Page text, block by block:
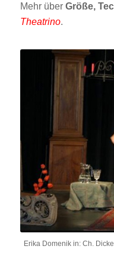
Mehr über Größe,
Theatrino.
Erika Domenik in: Ch.